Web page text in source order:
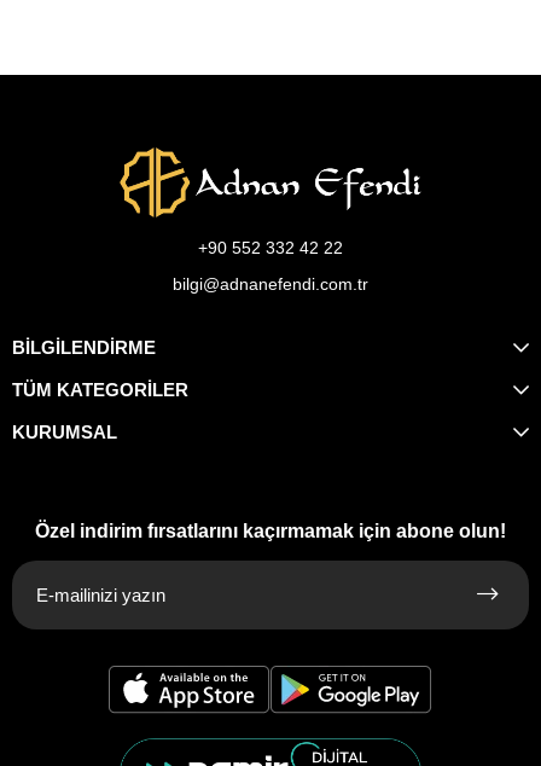
+90 552 332 42 22
bilgi@adnanefendi.com.tr
BİLGİLENDİRME
TÜM KATEGORİLER
KURUMSAL
Özel indirim fırsatlarını kaçırmamak için abone olun!